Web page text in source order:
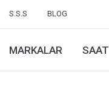
S.S.S BLOG
MARKALAR SAAT